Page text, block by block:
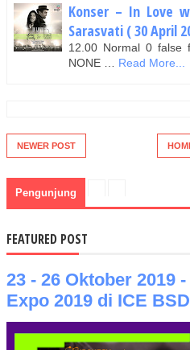
Konser – In Love
Sarasvati ( 30 April
12.00 Normal 0 false
NONE …
Read More...
NEWER POST
Pengunjung
FEATURED POST
23 - 26 Oktober 2019
Expo 2019 di ICE